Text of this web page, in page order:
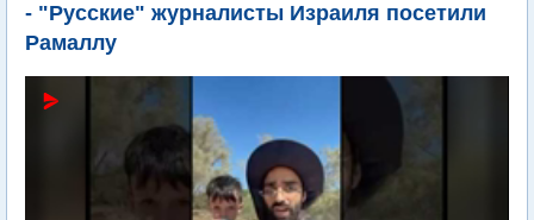
- "Русские" журналисты Израиля посетили
Рамаллу